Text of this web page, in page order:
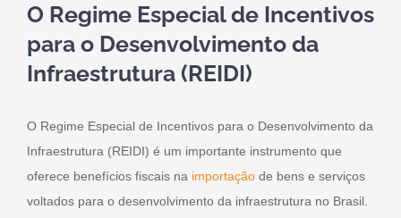
O Regime Especial de Incentivos
para o Desenvolvimento da
Infraestrutura (REIDI)
O Regime Especial de Incentivos para o Desenvolvimento da
Infraestrutura (REIDI) é um importante instrumento que
oferece benefícios fiscais na importação de bens e serviços
voltados para o desenvolvimento da infraestrutura no Brasil.